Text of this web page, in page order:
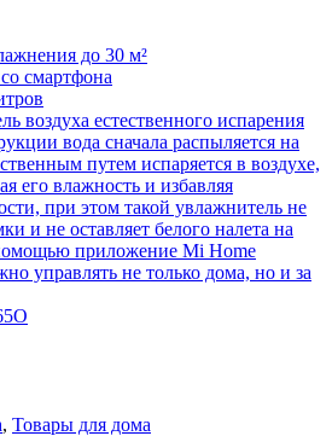
до 30 м²
смартфона
воздуха естественного испарения
вода сначала распыляется на
путем испаряется в воздухе,
его влажность и избавляя
при этом такой увлажнитель не
и не оставляет белого налета на
приложение Mi Home
управлять не только дома, но и за
, Товары для дома